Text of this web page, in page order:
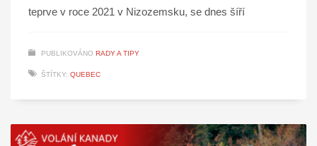
teprve v roce 2021 v Nizozemsku, se dnes šíří
PUBLIKOVÁNO RADY A TIPY
ŠTÍTKY: QUEBEC